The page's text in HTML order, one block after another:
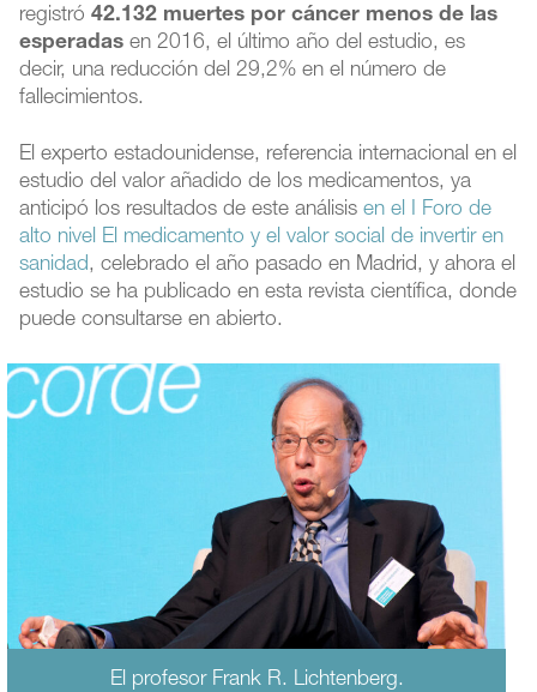
registró42.132 muertes por cáncer menos de las
esperadas en 2016, el último año del estudio, es
decir, una reducción del 29,2% en el número de
fallecimientos.
El experto estadounidense, referencia internacional en el
estudio del valor añadido de los medicamentos, ya
anticipó los resultados de este análisisen el I Foro de
alto nivel El medicamento y el valor social de invertir en
sanidad, celebrado el año pasado en Madrid, y ahora el
estudio se ha publicado en esta revista científica, donde
puede consultarse en abierto.
El profesor Frank R. Lichtenberg.